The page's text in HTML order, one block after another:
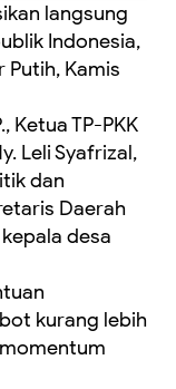
langsung
Indonesia,
Putih, Kamis
Ketua TP-PKK
Leli Syafrizal,
dan
Daerah
desa
kurang lebih